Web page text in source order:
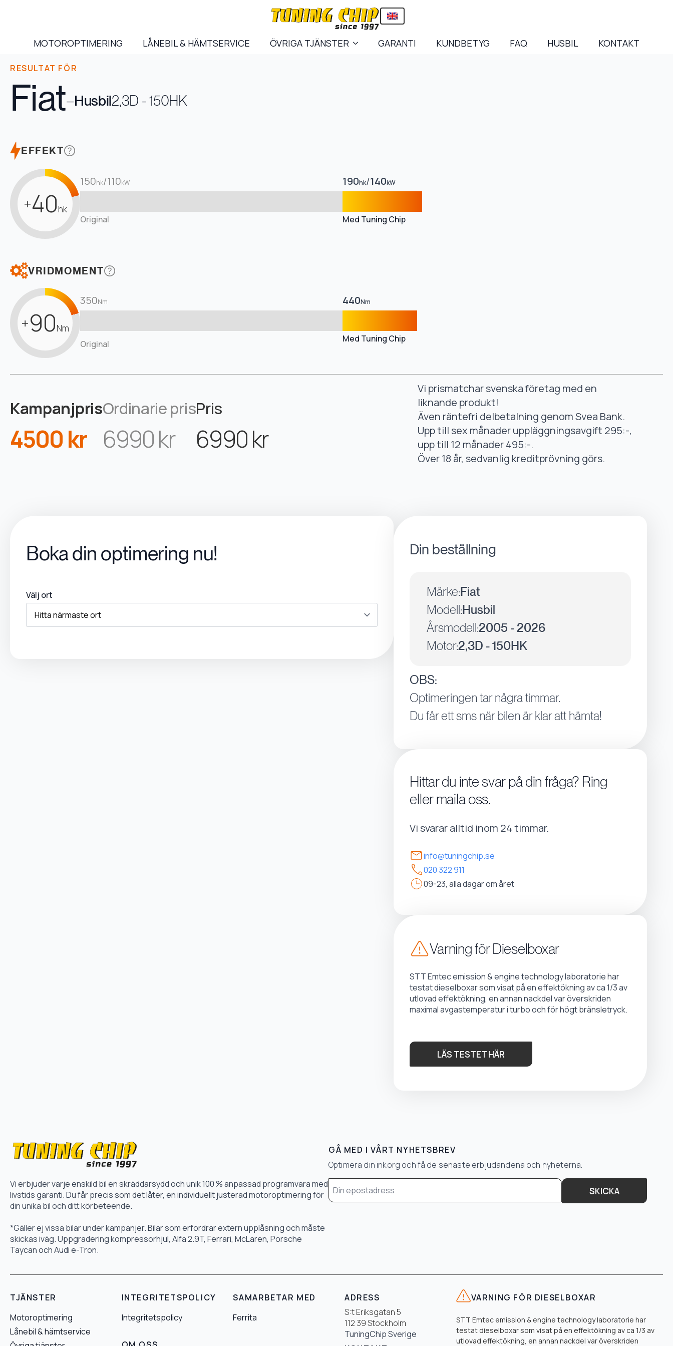
MOTOROPTIMERING LÅNEBIL & HÄMTSERVICE ÖVRIGA TJÄNSTER GARANTI KUNDBETYG FAQ HUSBIL KONTAKT
RESULTAT FÖR
Fiat–Husbil2,3D - 150HK
EFFEKT
+40hk
150hk/110kW 190hk/140kW
Original Med Tuning Chip
VRIDMOMENT
+90Nm
350Nm 440Nm
Original Med Tuning Chip
Kampanjpris
4500 kr
Ordinarie pris
6990 kr
Pris
6990 kr
Vi prismatchar svenska företag med en
liknande produkt!
Även räntefri delbetalning genom Svea Bank.
Upp till sex månader uppläggningsavgift 295:-,
upp till 12 månader 495:-.
Över 18 år, sedvanlig kreditprövning görs.
Boka din optimering nu!
Välj ort
Din beställning
Märke:Fiat
Modell:Husbil
Årsmodell:2005 - 2026
Motor:2,3D - 150HK
OBS:
Optimeringen tar några timmar.
Du får ett sms när bilen är klar att hämta!
Hittar du inte svar på din fråga? Ring
eller maila oss.
Vi svarar alltid inom 24 timmar.
info@tuningchip.se
020 322 911
09-23, alla dagar om året
Varning för Dieselboxar
STT Emtec emission & engine technology laboratorie har
testat dieselboxar som visat på en effektökning av ca 1/3 av
utlovad effektökning, en annan nackdel var överskriden
maximal avgastemperatur i turbo och för högt bränsletryck.
LÄS TESTET HÄR
Vi erbjuder varje enskild bil en skräddarsydd och unik 100 % anpassad programvara med
livstids garanti. Du får precis som det låter, en individuellt justerad motoroptimering för
din unika bil och ditt körbeteende.
*Gäller ej vissa bilar under kampanjer. Bilar som erfordrar extern upplåsning och måste
skickas iväg. Uppgradering kompressorhjul, Alfa 2.9T, Ferrari, McLaren, Porsche
Taycan och Audi e-Tron.
GÅ MED I VÅRT NYHETSBREV
Optimera din inkorg och få de senaste erbjudandena och nyheterna.
Email
* SKICKA
TJÄNSTER
Motoroptimering
Lånebil & hämtservice
INTEGRITETSPOLICY
Integritetspolicy
SAMARBETAR MED
Ferrita
ADRESS
S:t Eriksgatan 5
112 39 Stockholm
TuningChip Sverige
VARNING FÖR DIESELBOXAR
STT Emtec emission & engine technology laboratorie har
testat dieselboxar som visat på en effektökning av ca 1/3 av
utlovad effektökning, en annan nackdel var överskriden